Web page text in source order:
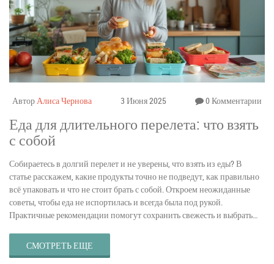
АвторАлиса Чернова 3 Июня 2025 0 Комментарии
Еда для длительного перелета: что взять
с собой
Собираетесь в долгий перелет и не уверены, что взять из еды? В
статье расскажем, какие продукты точно не подведут, как правильно
всё упаковать и что не стоит брать с собой. Откроем неожиданные
советы, чтобы еда не испортилась и всегда была под рукой.
Практичные рекомендации помогут сохранить свежесть и выбрать
СМОТРЕТЬ ЕЩЕ